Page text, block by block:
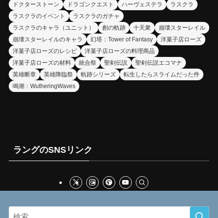
ドクターストーン
ドラゴンクエスト ハーヴェステラ
ラスクラ
ラスクラのイベント
ラスクラのガチャ
ラスクラのキャラ（ユニット）
創の軌跡 十天衆
崩壊スターレイル
崩壊スターレイルのキャラ
幻塔：Tower of Fantasy
洋菓子店ローズ
洋菓子店ローズのレシピ
洋菓子店ローズの料理商品
洋菓子店ローズの材料
統合祭 聖剣伝説
聖剣伝説エコマナ
英雄断章
英雄降臨祭 軌跡シリーズ
転生したらスライムだった件
鳴潮：WutheringWaves
ラングのSNSリンク